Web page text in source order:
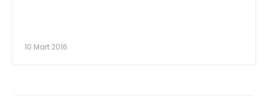
10 Mart 2016